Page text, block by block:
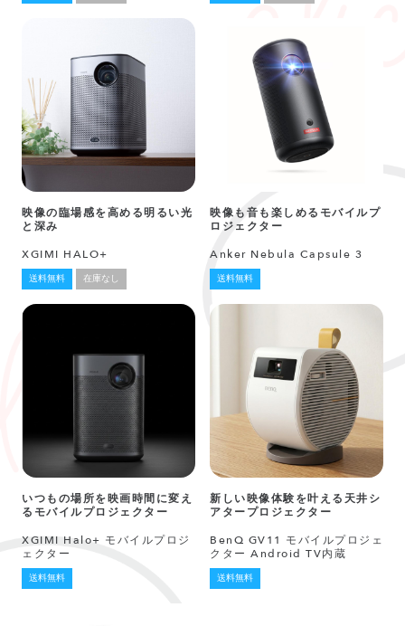
映像の臨場感を高める明るい光
と深み
XGIMI HALO+
送料無料 在庫なし
映像も音も楽しめるモバイルプ
ロジェクター
Anker Nebula Capsule 3
送料無料
いつもの場所を映画時間に変え
るモバイルプロジェクター
XGIMI Halo+ モバイルプロジ
ェクター
送料無料
新しい映像体験を叶える天井シ
アタープロジェクター
BenQ GV11 モバイルプロジェ
クター Android TV内蔵
送料無料